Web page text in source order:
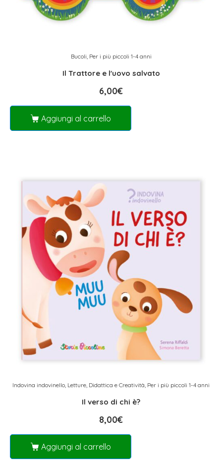
Bucoli, Per i più piccoli 1-4 anni
Il Trattore e l'uovo salvato
6,00€
Aggiungi al carrello
Indovina indovinello Letture, Didattica e Creatività Per i più piccoli 1-4 anni
Il verso di chi è?
8,00€
Aggiungi al carrello